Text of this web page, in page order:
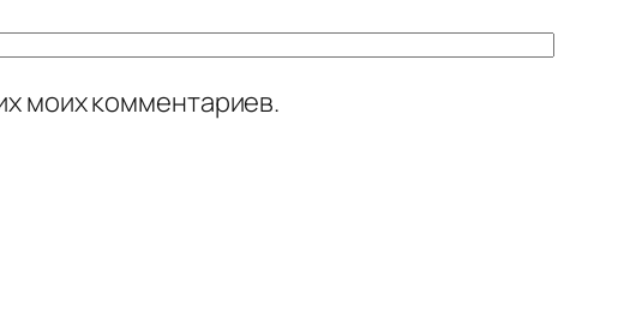
моих комментариев.